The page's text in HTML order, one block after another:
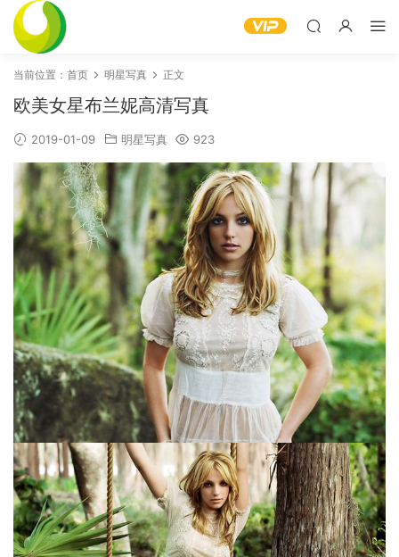
当前位置： 首页 明星写真 正文
欧美女星布兰妮高清写真
2019-01-09 明星写真 923